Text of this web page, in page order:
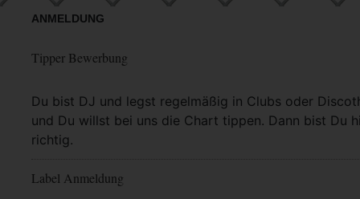
ANMELDUNG
Tipper Bewerbung
Du bist DJ und legst regelmäßig in Clubs oder
und Du willst bei uns die Chart tippen. Dann bist Du
richtig.
Mehr Info
Label Anmeldung
Mehr Info